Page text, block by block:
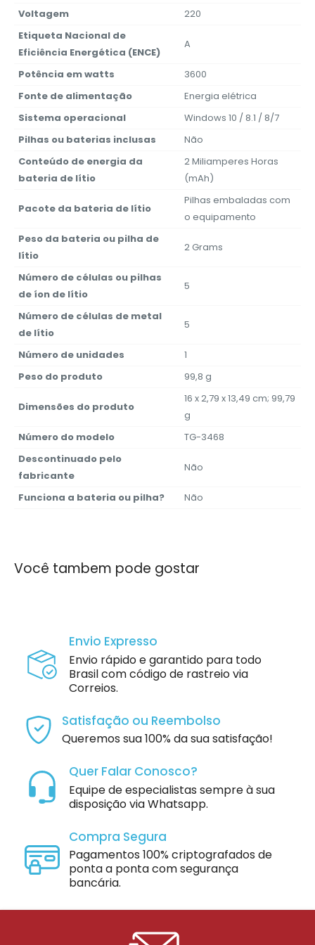
Voltagem
‎220
Etiqueta Nacional de
Eficiência Energética (ENCE)
‎A
Potência em watts
‎3600
Fonte de alimentação
‎Energia elétrica
Sistema operacional
‎Windows 10 / 8.1 / 8/7
Pilhas ou baterias inclusas
‎Não
Conteúdo de energia da
bateria de lítio
‎2 Miliamperes Horas
(mAh)
Pacote da bateria de lítio
‎Pilhas embaladas com
o equipamento
Peso da bateria ou pilha de
lítio
‎2 Grams
Número de células ou pilhas
de íon de lítio
‎5
Número de células de metal
de lítio
‎5
Número de unidades
‎1
Peso do produto
‎99,8 g
Dimensões do produto
‎16 x 2,79 x 13,49 cm; 99,79
g
Número do modelo
‎TG-3468
Descontinuado pelo
fabricante
‎Não
Funciona a bateria ou pilha? ‎Não
Você tambem pode gostar
Envio Expresso
Envio rápido e garantido para todo
Brasil com código de rastreio via
Correios.
Satisfação ou Reembolso
Queremos sua 100% da sua satisfação!
Quer Falar Conosco?
Equipe de especialistas sempre à sua
disposição via Whatsapp.
Compra Segura
Pagamentos 100% criptografados de
ponta a ponta com segurança
bancária.